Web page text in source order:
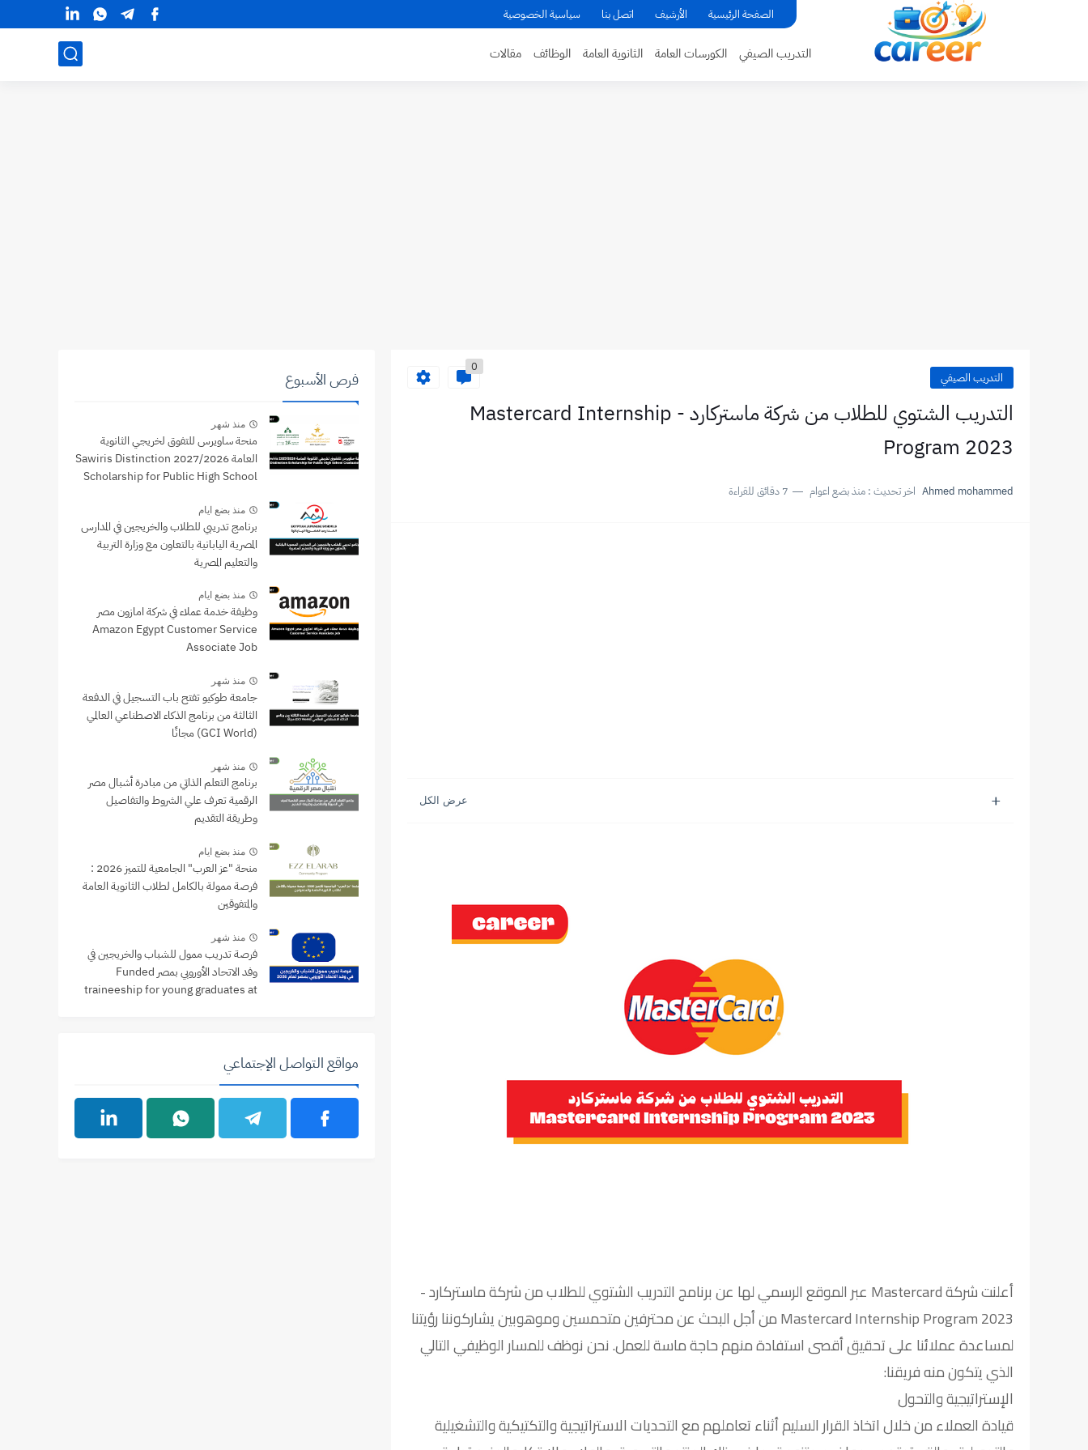
الصفحة الرئيسية الأرشيف اتصل بنا سياسية الخصوصية
التدريب الصيفي الكورسات العامة الثانوية العامة الوظائف مقالات
التدريب الصيفي
0
التدريب الشتوي للطلاب من شركة ماستركارد - Mastercard Internship
Program 2023
Ahmed mohammed اخر تحديث : منذ بضع اعوام 7 دقائق للقراءة
أعلنت شركة Mastercard عبر الموقع الرسمي لها عن برنامج التدريب الشتوي للطلاب من شركة ماستركارد -
Mastercard Internship Program 2023 من أجل البحث عن محترفين متحمسين وموهوبين يشاركوننا رؤيتنا
لمساعدة عملائنا على تحقيق أقصى استفادة منهم حاجة ماسة للعمل. نحن نوظف للمسار الوظيفي التالي
الذي يتكون منه فريقنا:
الإستراتيجية والتحول
قيادة العملاء من خلال اتخاذ القرار السليم أثناء تعاملهم مع التحديات الاستراتيجية والتكتيكية والتشغيلية
فرص الأسبوع
منذ شهر
منحة ساويرس للتفوق لخريجي الثانوية
العامة 2027/2026 Sawiris Distinction
Scholarship for Public High School
منذ بضع ايام
برنامج تدريبي للطلاب والخريجين في المدارس
المصرية اليابانية بالتعاون مع وزارة التربية
والتعليم المصرية
منذ بضع ايام
وظيفة خدمة عملاء في شركة امازون مصر
Amazon Egypt Customer Service
Associate Job
منذ شهر
جامعة طوكيو تفتح باب التسجيل في الدفعة
الثالثة من برنامج الذكاء الاصطناعي العالمي
(GCI World) مجانًا
منذ شهر
برنامج التعلم الذاتي من مبادرة أشبال مصر
الرقمية تعرف علي الشروط والتفاصيل
وطريقة التقديم
منذ بضع ايام
منحة "عز العرب" الجامعية للتميز 2026 :
فرصة ممولة بالكامل لطلاب الثانوية العامة
والمتفوقين
منذ شهر
فرصة تدريب ممول للشباب والخريجين في
وفد الاتحاد الأوروبي بمصر Funded
traineeship for young graduates at
مواقع التواصل الإجتماعي